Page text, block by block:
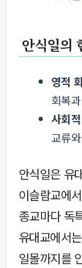
안식일의
영적
회복
사회
교류
안식일은 유
이슬람교에
종교마다 독
유대교에서
일몰까지를